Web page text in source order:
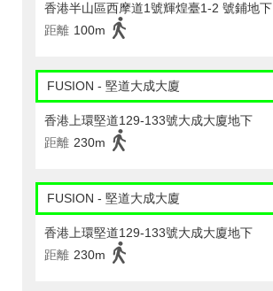
香港半山區西摩道1號輝煌臺1-2 號鋪地下
距離 100m
FUSION - 堅道大成大廈
香港上環堅道129-133號大成大廈地下
距離 230m
FUSION - 堅道大成大廈
香港上環堅道129-133號大成大廈地下
距離 230m